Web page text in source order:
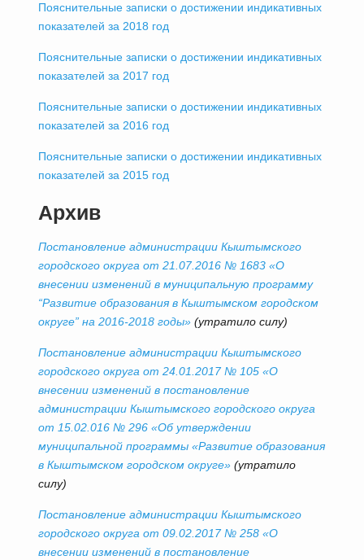
Пояснительные записки о достижении индикативных
показателей за 2018 год
Пояснительные записки о достижении индикативных
показателей за 2017 год
Пояснительные записки о достижении индикативных
показателей за 2016 год
Пояснительные записки о достижении индикативных
показателей за 2015 год
Архив
Постановление администрации Кыштымского
городского округа от 21.07.2016 № 1683 «О
внесении изменений в муниципальную программу
“Развитие образования в Кыштымском городском
округе” на 2016-2018 годы»(утратило силу)
Постановление администрации Кыштымского
городского округа от 24.01.2017 № 105 «О
внесении изменений в постановление
администрации Кыштымского городского округа
от 15.02.016 № 296 «Об утверждении
муниципальной программы «Развитие образования
в Кыштымском городском округе»(утратило
силу)
Постановление администрации Кыштымского
городского округа от 09.02.2017 № 258 «О
внесении изменений в постановление